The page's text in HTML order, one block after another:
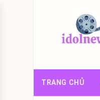
TRANG CHỦ